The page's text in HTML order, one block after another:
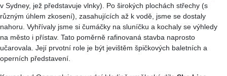
v Sydney, jež představuje vlnky). Po širokých plochách střechy (s
různým úhlem zkosení), zasahujících až k vodě, jsme se dostaly
nahoru. Vyhřívaly jsme si čumáčky na sluníčku a kochaly se výhledy
na město i přístav. Tato poměrně rafinovaná stavba naprosto
učarovala. Její prvotní role je být jevištěm špičkových baletních a
operních představení.